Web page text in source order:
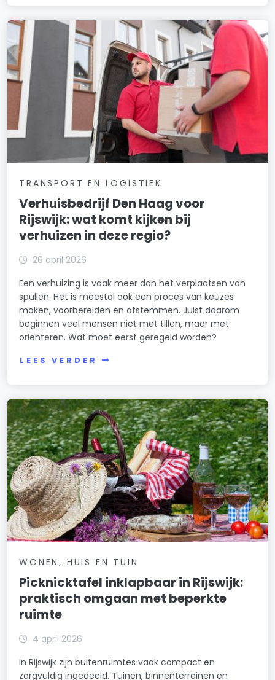
TRANSPORT EN LOGISTIEK
Verhuisbedrijf Den Haag voor
Rijswijk: wat komt kijken bij
verhuizen in deze regio?
26 april 2026
Een verhuizing is vaak meer dan het verplaatsen van
spullen. Het is meestal ook een proces van keuzes
maken, voorbereiden en afstemmen. Juist daarom
beginnen veel mensen niet met tillen, maar met
oriënteren. Wat moet eerst geregeld worden?
LEES VERDER
WONEN, HUIS EN TUIN
Picknicktafel inklapbaar in Rijswijk:
praktisch omgaan met beperkte
ruimte
4 april 2026
In Rijswijk zijn buitenruimtes vaak compact en
zorgvuldig ingedeeld. Tuinen, binnenterreinen en